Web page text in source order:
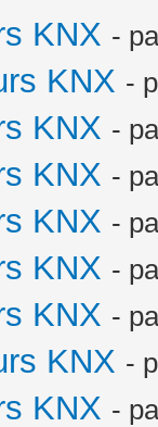
KNX -
KNX -
KNX -
KNX -
KNX -
KNX -
KNX -
KNX -
KNX -